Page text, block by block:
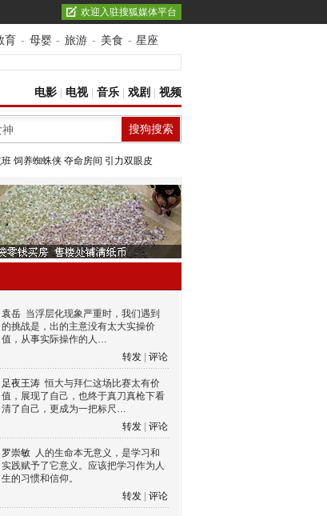
欢迎入驻搜狐媒体平台
育 - 母婴 - 旅游 - 美食 - 星座
电影 电视| 音乐 戏剧 视频
饲养蜘蛛侠 夺命房间 引力双眼皮
袁岳 当浮层化现象严重时，我们遇到
的挑战是，出的主意没有太大实操价
值，从事实际操作的人…
转发
评论
足夜王涛 恒大与拜仁这场比赛太有价
值，展现了自己，也终于真刀真枪下看
清了自己，更成为一把标尺…
转发
评论
罗崇敏 人的生命本无意义，是学习和
实践赋予了它意义。应该把学习作为人
生的习惯和信仰。
转发
评论